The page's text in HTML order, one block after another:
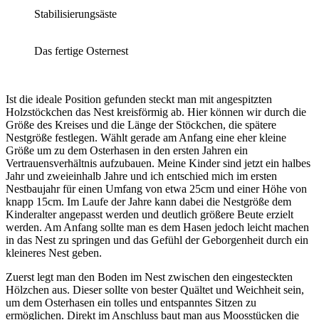
Stabilisierungsäste
Das fertige Osternest
Ist die ideale Position gefunden steckt man mit angespitzten
Holzstöckchen das Nest kreisförmig ab. Hier können wir durch die
Größe des Kreises und die Länge der Stöckchen, die spätere
Nestgröße festlegen. Wählt gerade am Anfang eine eher kleine
Größe um zu dem Osterhasen in den ersten Jahren ein
Vertrauensverhältnis aufzubauen. Meine Kinder sind jetzt ein halbes
Jahr und zweieinhalb Jahre und ich entschied mich im ersten
Nestbaujahr für einen Umfang von etwa 25cm und einer Höhe von
knapp 15cm. Im Laufe der Jahre kann dabei die Nestgröße dem
Kinderalter angepasst werden und deutlich größere Beute erzielt
werden. Am Anfang sollte man es dem Hasen jedoch leicht machen
in das Nest zu springen und das Gefühl der Geborgenheit durch ein
kleineres Nest geben.
Zuerst legt man den Boden im Nest zwischen den eingesteckten
Hölzchen aus. Dieser sollte von bester Quältet und Weichheit sein,
um dem Osterhasen ein tolles und entspanntes Sitzen zu
ermöglichen. Direkt im Anschluss baut man aus Moosstücken die